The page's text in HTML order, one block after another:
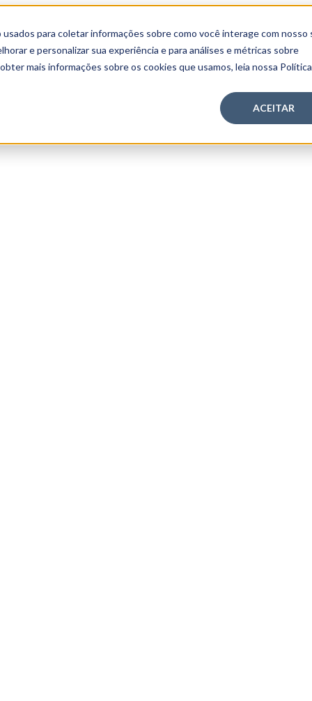
para coletar informações sobre como você interage com nosso
e personalizar sua experiência e para análises e métricas sobre
mais informações sobre os cookies que usamos, leia nossa
ACEITAR